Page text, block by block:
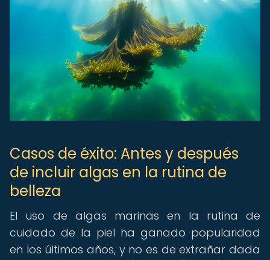
Casos de éxito: Antes y después
de incluir algas en la rutina de
belleza
El uso de algas marinas en la rutina de
cuidado de la piel ha ganado popularidad
en los últimos años, y no es de extrañar dada